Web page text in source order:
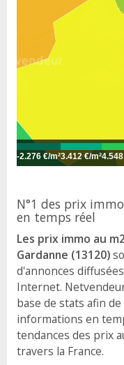
-2.276 €/m²3.412 €/m²
N°1 des prix
en temps réel
Les prix immo au
Gardanne (13120)
d'annonces
Internet.
base de stats afin
informations en
tendances des prix
travers la France.